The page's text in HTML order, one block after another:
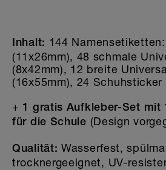
Inhalt: 144
(11x26mm), 48 schmale
(8x42mm), 12 breite
(16x55mm), 24 Schuhsticker
+ 1 gratis Aufkleber-Set mit
für die Schule (Design
Qualität: Wasserfest,
trocknergeeignet, UV-